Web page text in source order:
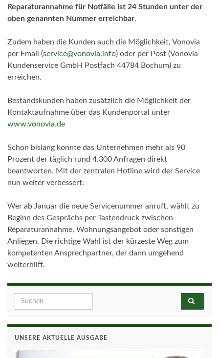
Reparaturannahme für Notfälle ist 24 Stunden unter der
oben genannten Nummer erreichbar.
Zudem haben die Kunden auch die Möglichkeit, Vonovia
per Email (service@vonovia.info) oder per Post (Vonovia
Kundenservice GmbH Postfach 44784 Bochum) zu
erreichen.
Bestandskunden haben zusätzlich die Möglichkeit der
Kontaktaufnahme über das Kundenportal unter
www.vonovia.de
Schon bislang konnte das Unternehmen mehr als 90
Prozent der täglich rund 4.300 Anfragen direkt
beantworten. Mit der zentralen Hotline wird der Service
nun weiter verbessert.
Wer ab Januar die neue Servicenummer anruft, wählt zu
Beginn des Gesprächs per Tastendruck zwischen
Reparaturannahme, Wohnungsangebot oder sonstigen
Anliegen. Die richtige Wahl ist der kürzeste Weg zum
kompetenten Ansprechpartner, der dann umgehend
weiterhilft.
Search for:
UNSERE AKTUELLE AUSGABE